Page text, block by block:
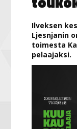
Ilveksen
Ljesnjanin
toimesta
pelaajaksi.